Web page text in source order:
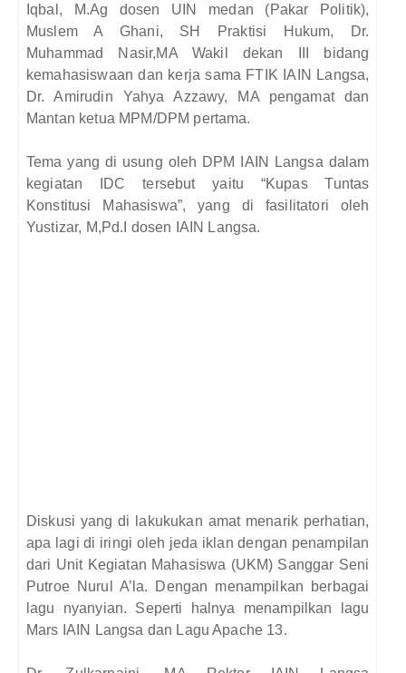
Iqbal, M.Ag dosen UIN medan (Pakar Politik),
Muslem A Ghani, SH Praktisi Hukum, Dr.
Muhammad Nasir,MA Wakil dekan III bidang
kemahasiswaan dan kerja sama FTIK IAIN Langsa,
Dr. Amirudin Yahya Azzawy, MA pengamat dan
Mantan ketua MPM/DPM pertama.
Tema yang di usung oleh DPM IAIN Langsa dalam
kegiatan IDC tersebut yaitu “Kupas Tuntas
Konstitusi Mahasiswa”, yang di fasilitatori oleh
Yustizar, M,Pd.I dosen IAIN Langsa.
Diskusi yang di lakukukan amat menarik perhatian,
apa lagi di iringi oleh jeda iklan dengan penampilan
dari Unit Kegiatan Mahasiswa (UKM) Sanggar Seni
Putroe Nurul A’la. Dengan menampilkan berbagai
lagu nyanyian. Seperti halnya menampilkan lagu
Mars IAIN Langsa dan Lagu Apache 13.